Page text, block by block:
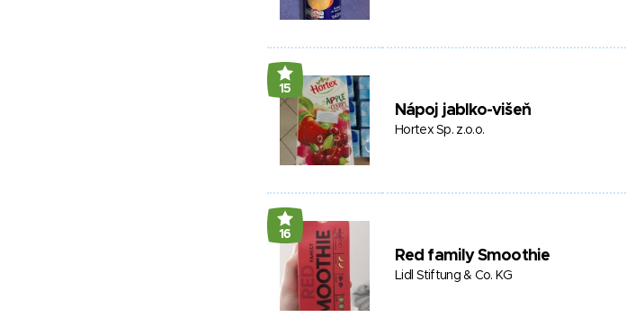
15
Nápoj jablko-višeň
Hortex Sp. z.o.o.
16
Red family Smoothie
Lidl Stiftung & Co. KG